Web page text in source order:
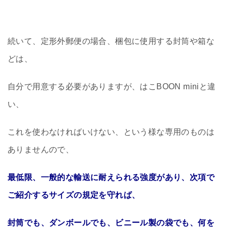
続いて、定形外郵便の場合、梱包に使用する封筒や箱な
どは、
自分で用意する必要がありますが、はこBOON miniと違
い、
これを使わなければいけない、という様な専用のものは
ありませんので、
最低限、一般的な輸送に耐えられる強度があり、次項で
ご紹介するサイズの規定を守れば、
封筒でも、ダンボールでも、ビニール製の袋でも、何を